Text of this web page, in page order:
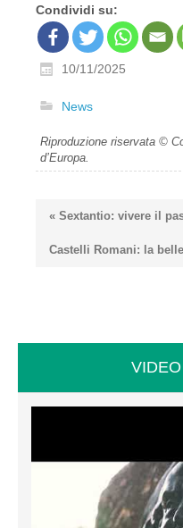
Condividi su:
10/11/2025
News
Riproduzione riservata ©
d’Europa.
« Sextantio: vivere il
Castelli Romani: la